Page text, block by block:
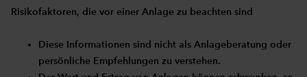
Risikofaktoren, die vor einer Anlage zu beachten sind
Diese Informationen sind nicht als Anlageberatung oder
persönliche Empfehlungen zu verstehen.